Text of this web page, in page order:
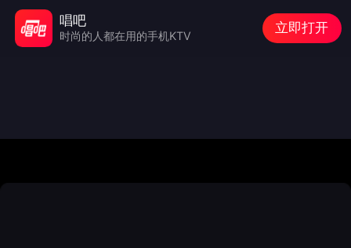
唱吧
时尚的人都在用的手机KTV
立即打开